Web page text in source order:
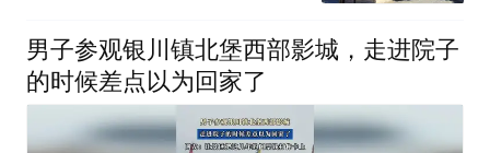
男子参观银川镇北堡西部影城，走进院子
的时候差点以为回家了